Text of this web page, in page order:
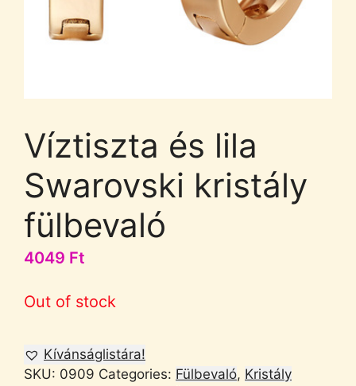
Víztiszta és lila
Swarovski kristály
fülbevaló
4049 Ft
Out of stock
Kívánságlistára!
SKU: 0909 Categories: Fülbevaló, Kristály